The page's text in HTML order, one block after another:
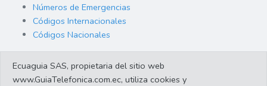
Números de Emergencias
Códigos Internacionales
Códigos Nacionales
Cambio de Divisas
Ecuaguia SAS, propietaria del sitio web
www.GuiaTelefonica.com.ec, utiliza cookies y